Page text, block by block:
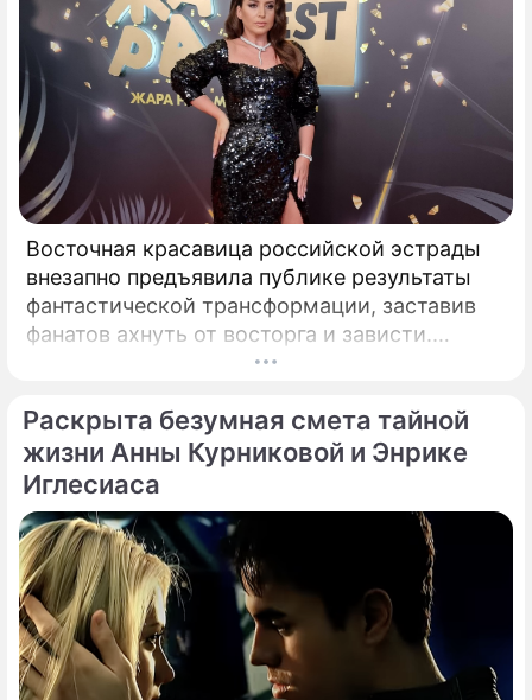
Восточная красавица российской эстрады
внезапно предъявила публике результаты
фантастической трансформации, заставив
фанатов ахнуть от восторга и зависти.
Знаменитая певица Жасмин всегда
формами, однако ее свежие снимки
спровоцировали настоящую бурю в Сети.
Раскрыта безумная смета тайной
жизни Анны Курниковой и Энрике
Иглесиаса